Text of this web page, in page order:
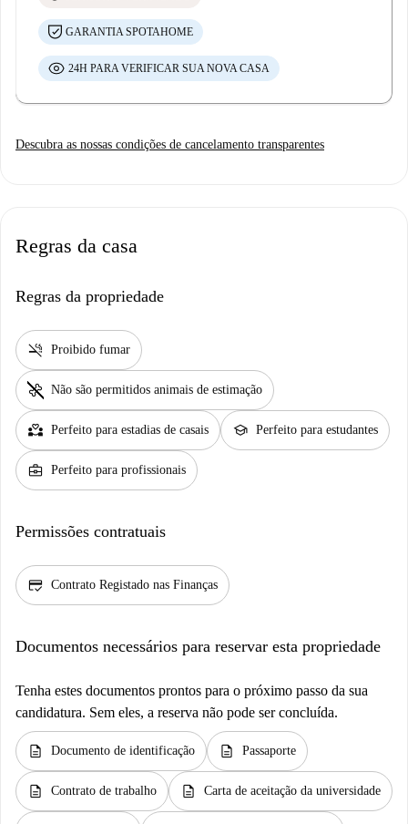
GARANTIA SPOTAHOME
24H PARA VERIFICAR SUA NOVA CASA
Descubra as nossas condições de cancelamento transparentes
Regras da casa
Regras da propriedade
smoke_free Proibido fumar
pet_supplies Não são permitidos animais de estimação
partner_heart Perfeito para estadias de casais school Perfeito para estudantes
business_center Perfeito para profissionais
Permissões contratuais
credit_score Contrato Registado nas Finanças
Documentos necessários para reservar esta propriedade
Tenha estes documentos prontos para o próximo passo da sua
candidatura. Sem eles, a reserva não pode ser concluída.
description Documento de identificação description Passaporte
description Contrato de trabalho description Carta de aceitação da universidade